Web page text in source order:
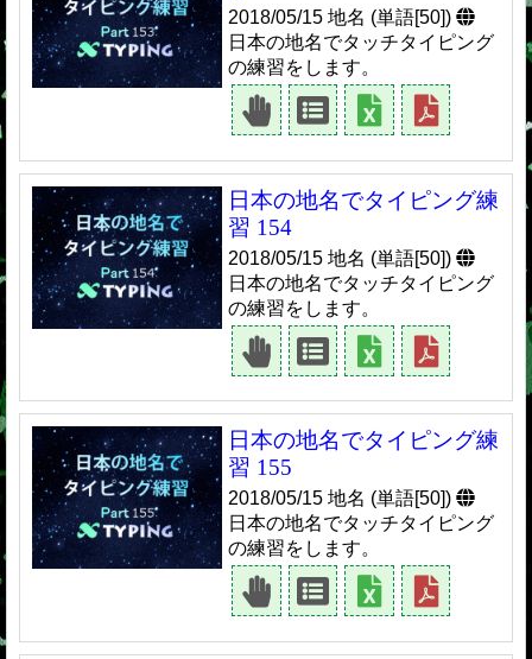
2018/05/15 地名 (単語[50])
日本の地名でタッチタイピング
の練習をします。
日本の地名でタイピング練
習 154
2018/05/15 地名 (単語[50])
日本の地名でタッチタイピング
の練習をします。
日本の地名でタイピング練
習 155
2018/05/15 地名 (単語[50])
日本の地名でタッチタイピング
の練習をします。